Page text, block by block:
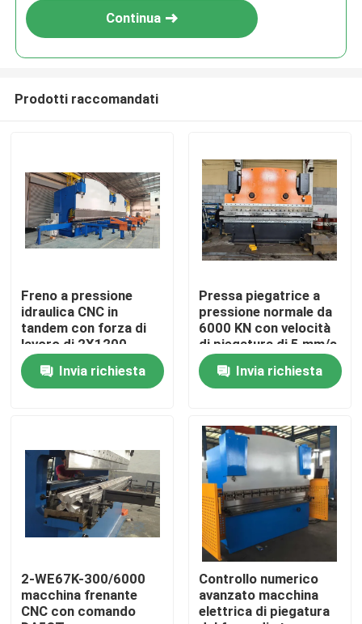
Casa.
Prodotti
Visita alla fabbrica
Continua
Prodotti raccomandati
Freno a pressione
idraulica CNC in
tandem con forza di
lavoro di 2X1200
tonnellate e lunghezza
del tavolo di 2X6250
mm per una lunga
Invia richiesta
Pressa piegatrice a
pressione normale da
6000 KN con velocità
di piegatura di 5 mm/s
e lunghezza della
piastra da 2200-7000
mm
Invia richiesta
2-WE67K-300/6000
macchina frenante
CNC con comando
Controllo numerico
avanzato macchina
elettrica di piegatura